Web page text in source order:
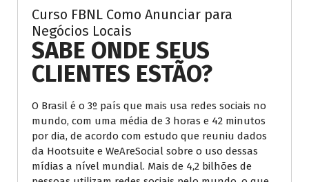
Curso FBNL Como Anunciar para
Negócios Locais
SABE ONDE SEUS
CLIENTES ESTÃO?
O Brasil é o 3º país que mais usa redes sociais no
mundo, com uma média de 3 horas e 42 minutos
por dia, de acordo com estudo que reuniu dados
da Hootsuite e WeAreSocial sobre o uso dessas
mídias a nível mundial. Mais de 4,2 bilhões de